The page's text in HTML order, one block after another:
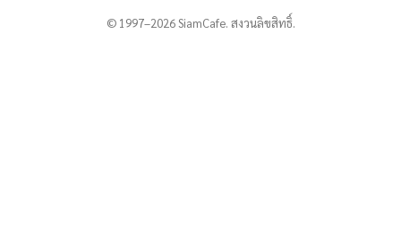
© 1997–2026 SiamCafe. สงวนลิขสิทธิ์.